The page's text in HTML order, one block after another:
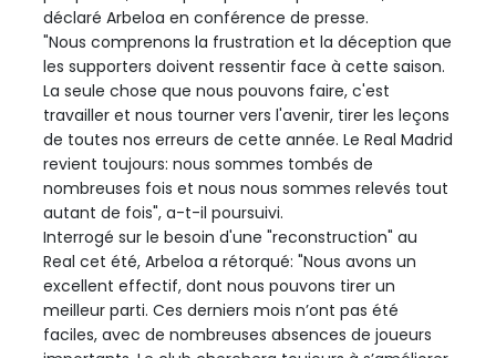
déclaré Arbeloa en conférence de presse.
"Nous comprenons la frustration et la déception que
les supporters doivent ressentir face à cette saison.
La seule chose que nous pouvons faire, c'est
travailler et nous tourner vers l'avenir, tirer les leçons
de toutes nos erreurs de cette année. Le Real Madrid
revient toujours: nous sommes tombés de
nombreuses fois et nous nous sommes relevés tout
autant de fois", a-t-il poursuivi.
Interrogé sur le besoin d'une "reconstruction" au
Real cet été, Arbeloa a rétorqué: "Nous avons un
excellent effectif, dont nous pouvons tirer un
meilleur parti. Ces derniers mois n’ont pas été
faciles, avec de nombreuses absences de joueurs